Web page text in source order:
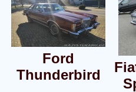
Ford
Thunderbird